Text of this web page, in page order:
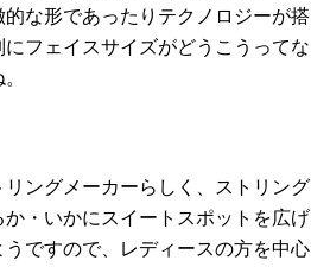
な形であったりテクノロジーが搭
フェイスサイズがどうこうってな
ングメーカーらしく、ストリング
・いかにスイートスポットを広げ
ですので、レディースの方を中心